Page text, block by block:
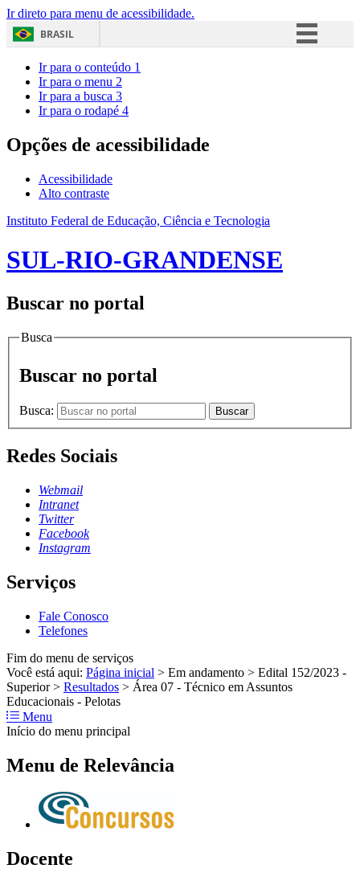
Ir direto para menu de acessibilidade.
BRASIL
Acesso à informação
Ir para o conteúdo 1
Ir para o menu 2
Ir para a busca 3
Ir para o rodapé 4
Opções de acessibilidade
Acessibilidade
Alto contraste
Instituto Federal de Educação, Ciência e Tecnologia
SUL-RIO-GRANDENSE
Buscar no portal
Busca
Buscar no portal
Busca: Buscar
Redes Sociais
Webmail
Intranet
Twitter
Facebook
Instagram
Serviços
Fale Conosco
Telefones
Fim do menu de serviços
Você está aqui: Página inicial > Em andamento > Edital 152/2023 -
Superior > Resultados > Área 07 - Técnico em Assuntos
Educacionais - Pelotas
Menu
Início do menu principal
Menu de Relevância
Docente